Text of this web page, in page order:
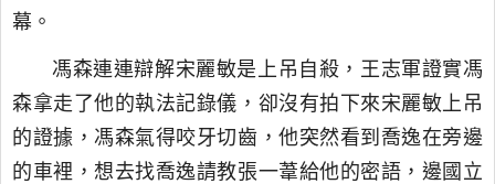
幕。
馮森連連辯解宋麗敏是上吊自殺，王志軍證實馮
森拿走了他的執法記錄儀，卻沒有拍下來宋麗敏上吊
的證據，馮森氣得咬牙切齒，他突然看到喬逸在旁邊
的車裡，想去找喬逸請教張一葦給他的密語，邊國立